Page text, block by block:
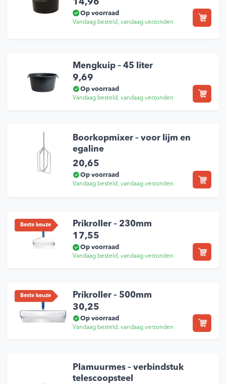
14,96
Op voorraad
Vandaag besteld, vandaag verzonden
Mengkuip – 45 liter
9,69
Op voorraad
Vandaag besteld, vandaag verzonden
Boorkopmixer – voor lijm en
egaline
20,65
Op voorraad
Vandaag besteld, vandaag verzonden
Beste keuze Prikroller – 230mm
17,55
Op voorraad
Vandaag besteld, vandaag verzonden
Beste keuze Prikroller – 500mm
30,25
Op voorraad
Vandaag besteld, vandaag verzonden
Plamuurmes – verbindstuk
telescoopsteel